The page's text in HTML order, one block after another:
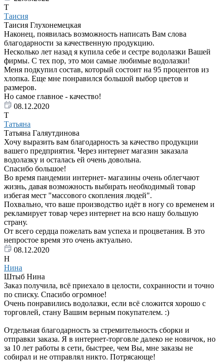
Т
Таисия
Таисия Глухонемецкая
Наконец, появилась возможность написать Вам слова
благодарности за качественную продукцию.
Несколько лет назад я купила себе и сестре водолазки Вашей
фирмы. С тех пор, это мои самые любимые водолазки!
Меня подкупил состав, который состоит на 95 процентов из
хлопка. Еще мне понравился большой выбор цветов и
размеров.
Но самое главное - качество!
08.12.2020
Т
Татьяна
Татьяна Галяутдинова
Хочу выразить вам благодарность за качество продукции
вашего предприятия. Через интернет магазин заказала
водолазку и осталась ей очень довольна.
Спасибо большое!
Во время пандемии интернет- магазины очень облегчают
жизнь, давая возможность выбирать необходимый товар
избегая мест "массового скопления людей".
Похвально, что ваше производство идёт в ногу со временем и
рекламирует товар через интернет на всю нашу большую
страну.
От всего сердца пожелать вам успеха и процветания. В это
непростое время это очень актуально.
08.12.2020
Н
Нина
Штыб Нина
Заказ получила, всё приехало в целости, сохранности и точно
по списку. Спасибо огромное!
Очень понравились водолазки, если всё сложится хорошо с
торговлей, стану Вашим верным покупателем. :)
Отдельная благодарность за стремительность сборки и
отправки заказа. Я в интернет-торговле далеко не новичок, но
за 10 лет работы в сети, быстрее, чем Вы, мне заказы не
собирал и не отправлял никто. Потрясающе!